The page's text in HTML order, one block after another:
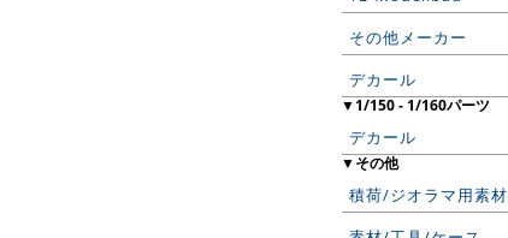
その他メーカー
デカール
▼1/150 - 1/160パーツ
デカール
▼その他
積荷/ジオラマ用素材